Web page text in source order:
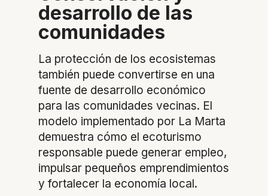
desarrollo de las
comunidades
La protección de los ecosistemas
también puede convertirse en una
fuente de desarrollo económico
para las comunidades vecinas. El
modelo implementado por La Marta
demuestra cómo el ecoturismo
responsable puede generar empleo,
impulsar pequeños emprendimientos
y fortalecer la economía local.